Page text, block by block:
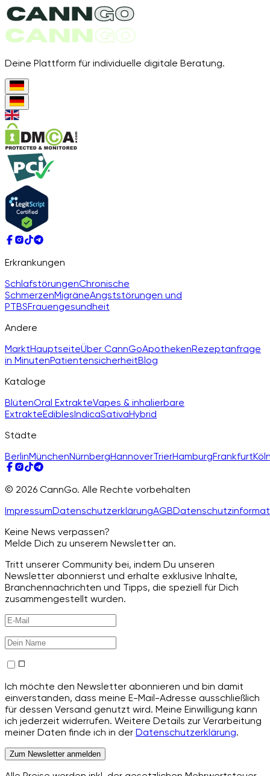
Deine Plattform für individuelle digitale Beratung.
Erkrankungen
SchlafstörungenChronische
SchmerzenMigräneAngststörungen und
PTBSFrauengesundheit
Andere
MarktHauptseiteÜber CannGoApothekenRezeptanfrage
in MinutenPatientensicherheitBlog
Kataloge
BlütenOral ExtrakteVapes & inhalierbare
ExtrakteEdiblesIndicaSativaHybrid
Städte
BerlinMünchenNürnbergHannoverTrierHamburgFrankfurt
© 2026 CannGo. Alle Rechte vorbehalten
ImpressumDatenschutzerklärungAGB
Keine News verpassen?
Melde Dich zu unserem Newsletter an.
Tritt unserer Community bei, indem Du unseren
Newsletter abonnierst und erhalte exklusive Inhalte,
Branchennachrichten und Tipps, die speziell für Dich
zusammengestellt wurden.
Ich möchte den Newsletter abonnieren und bin damit
einverstanden, dass meine E-Mail-Adresse ausschließlich
für dessen Versand genutzt wird. Meine Einwilligung kann
ich jederzeit widerrufen. Weitere Details zur Verarbeitung
meiner Daten finde ich in der Datenschutzerklärung.
Zum Newsletter anmelden